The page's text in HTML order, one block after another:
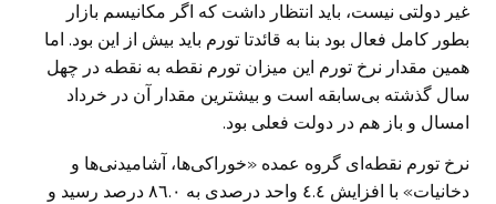
غیر دولتی نیست، باید انتظار داشت که اگر مکانیسم بازار
بطور کامل فعال بود بنا به قائدتا تورم باید بیش از این بود. اما
همین مقدار نرخ تورم این میزان تورم نقطه به نقطه در چهل
سال گذشته بی‌سابقه است و بیشترین مقدار آن در خرداد
امسال و باز هم در دولت فعلی بود.
نرخ تورم نقطه‌ای گروه عمده «خوراکی‌ها، آشامیدنی­‌ها و
دخانیات» با افزایش ٤.٤ واحد درصدی به ٨٦.٠ درصد رسید و